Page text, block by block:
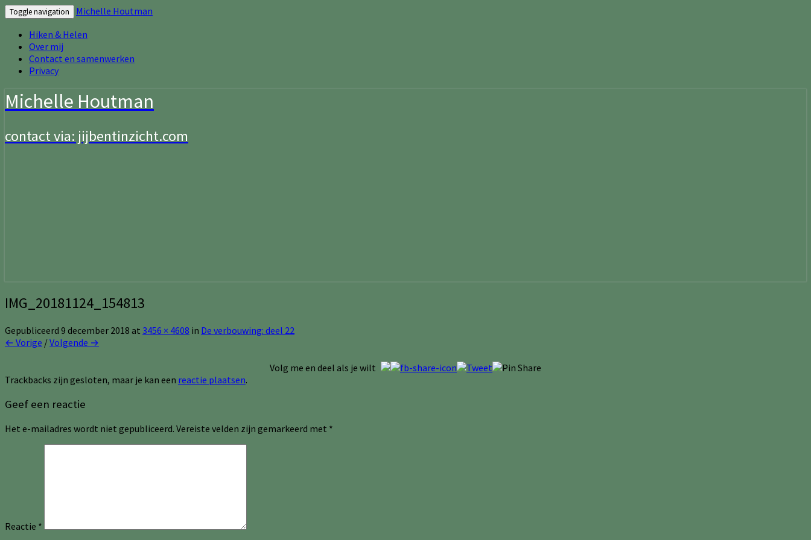
Toggle navigation
Michelle Houtman
Hiken & Helen
Over mij
Contact en samenwerken
Privacy
Michelle Houtman
contact via: jijbentinzicht.com
IMG_20181124_154813
Gepubliceerd 9 december 2018 at 3456 × 4608 in De verbouwing: deel 22
← Vorige /Volgende →
Volg me en deel als je wilt
Trackbacks zijn gesloten, maar je kan een reactie plaatsen.
Geef een reactie
Het e-mailadres wordt niet gepubliceerd. Vereiste velden zijn gemarkeerd met *
Reactie *